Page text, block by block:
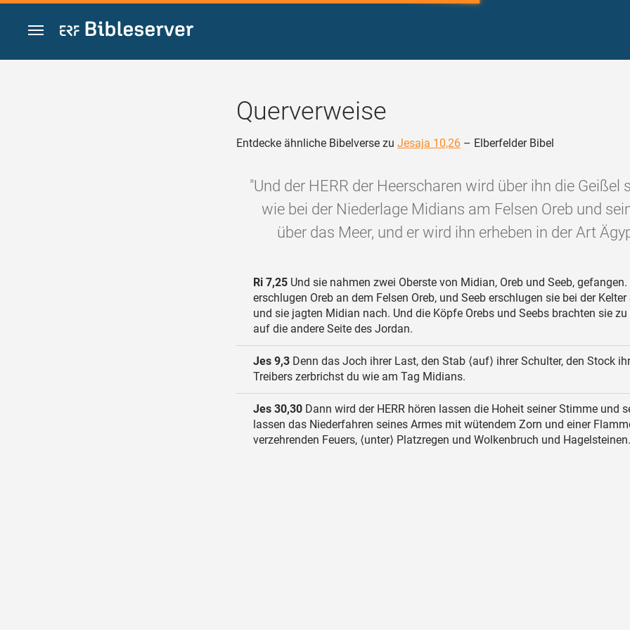
Zum Inhalt springen
Querverweise
Entdecke ähnliche Bibelverse zu Jesaja 10,26 – Elberfelder Bibel
"Und der HERR der Heerscharen wird über ihn die Geißel
wie bei der Niederlage Midians am Felsen Oreb und
über das Meer, und er wird ihn erheben in der Art
Ri 7,25 Und sie nahmen zwei Oberste von Midian, Oreb und Seeb, gefangen.
erschlugen Oreb an dem Felsen Oreb, und Seeb erschlugen sie bei der Kelter
und sie jagten Midian nach. Und die Köpfe Orebs und Seebs brachten sie zu
auf die andere Seite des Jordan.
Jes 9,3 Denn das Joch ihrer Last, den Stab ⟨auf⟩ ihrer Schulter, den Stock
Treibers zerbrichst du wie am Tag Midians.
Jes 30,30 Dann wird der HERR hören lassen die Hoheit seiner Stimme und
lassen das Niederfahren seines Armes mit wütendem Zorn und einer
verzehrenden Feuers, ⟨unter⟩ Platzregen und Wolkenbruch und Hagelsteinen.